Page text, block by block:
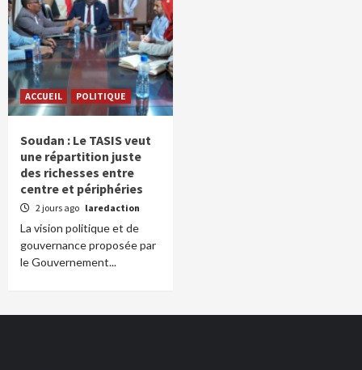
ACCUEIL POLITIQUE
Soudan : Le TASIS veut
une répartition juste
des richesses entre
centre et périphéries
2 jours ago laredaction
La vision politique et de
gouvernance proposée par
le Gouvernement...